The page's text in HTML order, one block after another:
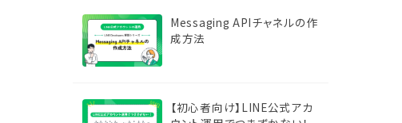
Messaging APIチャネルの作
成方法
【初心者向け】LINE公式アカ